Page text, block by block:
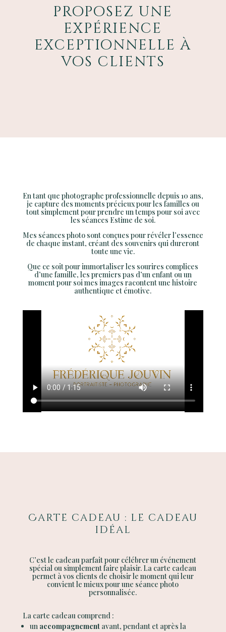
proposez une
expérience
exceptionnelle à
vos clients
En tant que photographe professionnelle depuis 10 ans,
je capture des moments précieux pour les familles ou
tout simplement pour prendre un temps pour soi avec
les séances Estime de soi.
Mes séances photo sont conçues pour révéler l’essence
de chaque instant, créant des souvenirs qui dureront
toute une vie.
Que ce soit pour immortaliser les sourires complices
d’une famille, les premiers pas d’un enfant ou un
moment pour soi mes images racontent une histoire
authentique et émotive.
Carte cadeau : le cadeau
idéal
C’est le cadeau parfait pour célébrer un événement
spécial ou simplement faire plaisir. La carte cadeau
permet à vos clients de choisir le moment qui leur
convient le mieux pour une séance photo
personnalisée.
La carte cadeau comprend :
un accompagnementavant, pendant et après la